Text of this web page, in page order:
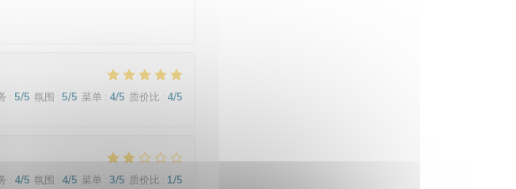
: 5/5 氛围 : 5/5 菜单 : 4/5 质价比 : 4/5
: 4/5 氛围 : 4/5 菜单 : 3/5 质价比 : 1/5